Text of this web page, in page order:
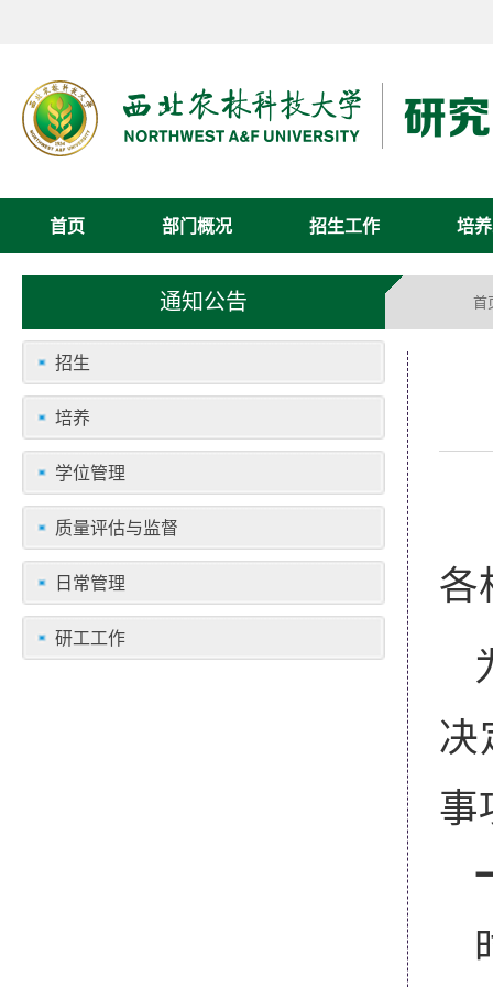
首页 部门概况 招生工作 培
通知公告 首
招生
培养
学位管理
质量评估与监督
日常管理
研工工作
各
决
事